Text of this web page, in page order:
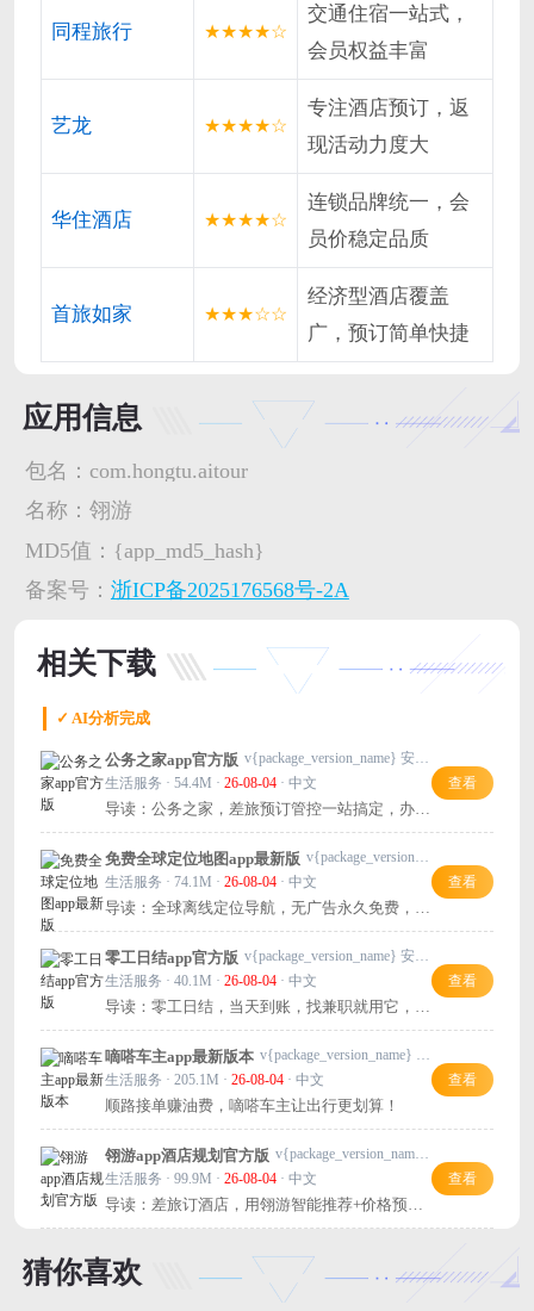
同程旅行 ★★★★☆
交通住宿一站式，
会员权益丰富
艺龙 ★★★★☆
专注酒店预订，返
现活动力度大
华住酒店 ★★★★☆
连锁品牌统一，会
员价稳定品质
首旅如家 ★★★☆☆
经济型酒店覆盖
广，预订简单快捷
应用信息
包名： com.hongtu.aitour
名称： 翎游
MD5值： {app_md5_hash}
备案号： 浙ICP备2025176568号-2A
相关下载
✓ AI分析完成
公务之家app官方版
v{package_version_name} 安卓版
生活服务 · 54.4M · 26-08-04· 中文
导读：公务之家，差旅预订管控一站搞定，办公
出差必备神器！
查看
免费全球定位地图app最新版
v{package_version_name} 手机版
生活服务 · 74.1M · 26-08-04· 中文
导读：全球离线定位导航，无广告永久免费，出
门有它不迷路。
查看
零工日结app官方版
v{package_version_name} 安卓版
生活服务 · 40.1M · 26-08-04· 中文
导读：零工日结，当天到账，找兼职就用它，推
荐！
查看
嘀嗒车主app最新版本
v{package_version_name} 安卓版
生活服务 · 205.1M · 26-08-04· 中文
顺路接单赚油费，嘀嗒车主让出行更划算！
查看
翎游app酒店规划官方版
v{package_version_name} 最新版
生活服务 · 99.9M · 26-08-04· 中文
导读：差旅订酒店，用翎游智能推荐+价格预
测，省心又省钱！
查看
猜你喜欢